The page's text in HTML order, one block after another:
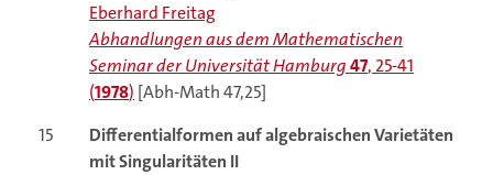
Eberhard Freitag
Abhandlungen aus dem Mathematischen
Seminar der Universität Hamburg47, 25-41
(1978) [Abh-Math 47,25]
15
Differentialformen auf algebraischen Varietäten
mit Singularitäten II